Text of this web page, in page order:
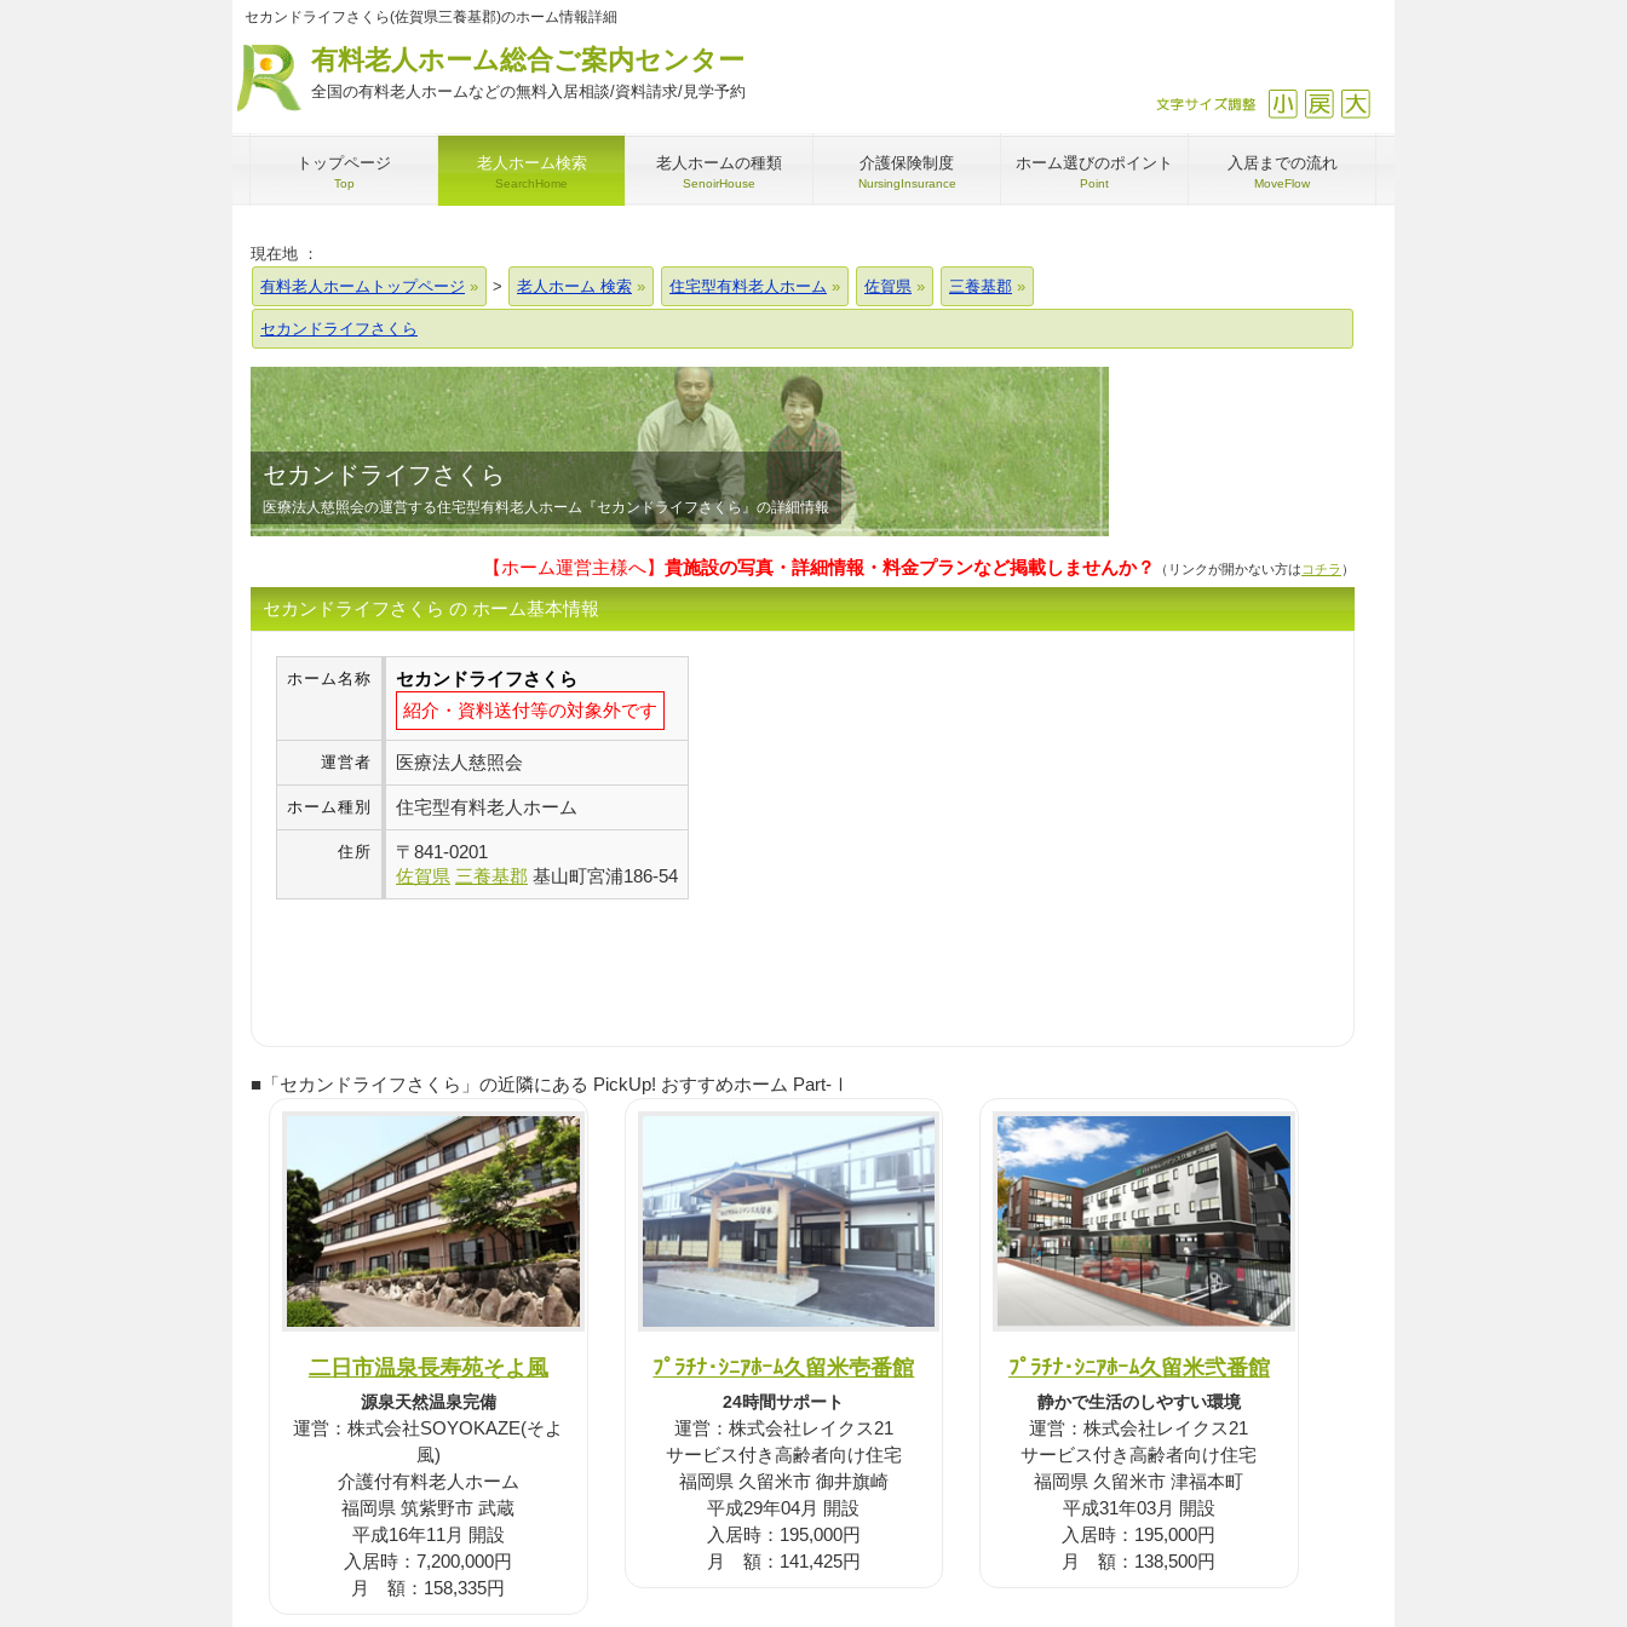
セカンドライフさくら(佐賀県三養基郡)のホーム情報詳細
有料老人ホーム総合ご案内センター
全国の有料老人ホームなどの無料入居相談/資料請求/見学予約 戻す
縮小
文字サイズ調整
トップページ
Top
老人ホーム検索
SearchHome
老人ホームの種類
SenoirHouse
介護保険制度
NursingInsurance
ホーム選びのポイント
Point
入居までの流れ
MoveFlow
現在地 ：
有料老人ホームトップページ
> 老人ホーム 検索 住宅型有料老人ホーム 佐賀県 三養基郡
セカンドライフさくら
セカンドライフさくら
医療法人慈照会の運営する住宅型有料老人ホーム『セカンドライフさくら』の詳細情報
【ホーム運営主様へ】 貴施設の写真・詳細情報・料金プランなど掲載しませんか？ （リンクが開かない方は コチラ ）
セカンドライフさくら の ホーム基本情報
ホーム名称
セカンドライフさくら
紹介・資料送付等の対象外です
運営者 医療法人慈照会
ホーム種別 住宅型有料老人ホーム
住所 〒 841-0201
佐賀県 三養基郡 基山町宮浦186-54
■「セカンドライフさくら」の近隣にある PickUp! おすすめホーム Part-Ⅰ
二日市温泉長寿苑そよ風
源泉天然温泉完備
運営：株式会社SOYOKAZE(そよ
風)
介護付有料老人ホーム
福岡県 筑紫野市 武蔵
平成16年11月 開設
入居時：7,200,000円
月 額：158,335円
ﾌﾟﾗﾁﾅ･ｼﾆｱﾎｰﾑ久留米壱番館
24時間サポート
運営：株式会社レイクス21
サービス付き高齢者向け住宅
福岡県 久留米市 御井旗崎
平成29年04月 開設
入居時：195,000円
月 額：141,425円
ﾌﾟﾗﾁﾅ･ｼﾆｱﾎｰﾑ久留米弐番館
静かで生活のしやすい環境
運営：株式会社レイクス21
サービス付き高齢者向け住宅
福岡県 久留米市 津福本町
平成31年03月 開設
入居時：195,000円
月 額：138,500円